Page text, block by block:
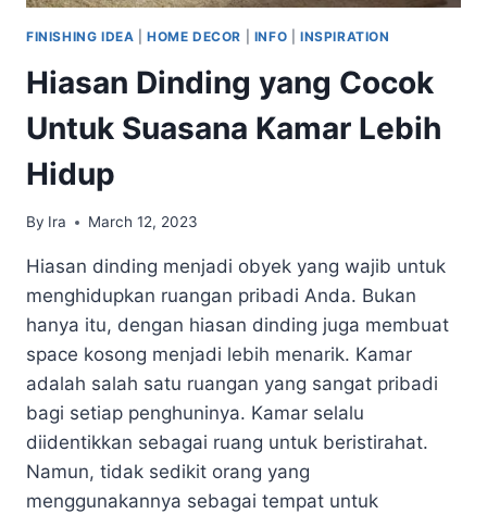
FINISHING IDEA |HOME DECOR INFO |INSPIRATION
Hiasan Dinding yang Cocok
Untuk Suasana Kamar Lebih
Hidup
By Ira March 12, 2023
Hiasan dinding menjadi obyek yang wajib untuk
menghidupkan ruangan pribadi Anda. Bukan
hanya itu, dengan hiasan dinding juga membuat
space kosong menjadi lebih menarik. Kamar
adalah salah satu ruangan yang sangat pribadi
bagi setiap penghuninya. Kamar selalu
diidentikkan sebagai ruang untuk beristirahat.
Namun, tidak sedikit orang yang
menggunakannya sebagai tempat untuk